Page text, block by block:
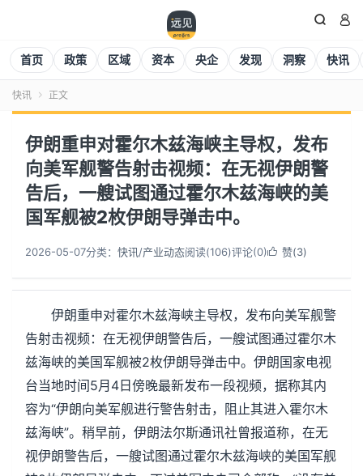
 
首页 政策 区域 资本 央企 发现 洞察 快讯
快讯  正文
伊朗重申对霍尔木兹海峡主导权，发布
向美军舰警告射击视频：在无视伊朗警
告后，一艘试图通过霍尔木兹海峡的美
国军舰被2枚伊朗导弹击中。
2026-05-07分类： 快讯/产业动态阅读(106)评论(0) 赞(3)
伊朗重申对霍尔木兹海峡主导权，发布向美军舰警
告射击视频：在无视伊朗警告后，一艘试图通过霍尔木
兹海峡的美国军舰被2枚伊朗导弹击中。伊朗国家电视
台当地时间5月4日傍晚最新发布一段视频，据称其内
容为“伊朗向美军舰进行警告射击，阻止其进入霍尔木
兹海峡”。稍早前，伊朗法尔斯通讯社曾报道称，在无
视伊朗警告后，一艘试图通过霍尔木兹海峡的美国军舰